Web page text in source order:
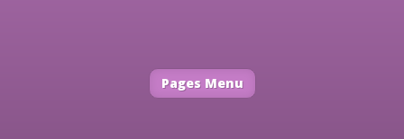
Pages Menu